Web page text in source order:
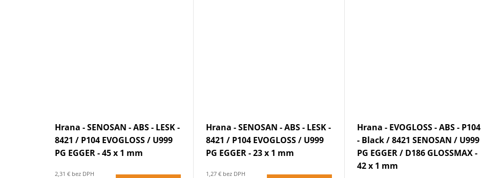
Hrana - SENOSAN - ABS - LESK -
8421 / P104 EVOGLOSS / U999
PG EGGER - 45 x 1 mm
2,31 € bez DPH
Hrana - SENOSAN - ABS - LESK -
8421 / P104 EVOGLOSS / U999
PG EGGER - 23 x 1 mm
1,27 € bez DPH
Hrana - EVOGLOSS - ABS - P104
- Black / 8421 SENOSAN / U999
PG EGGER / D186 GLOSSMAX -
42 x 1 mm